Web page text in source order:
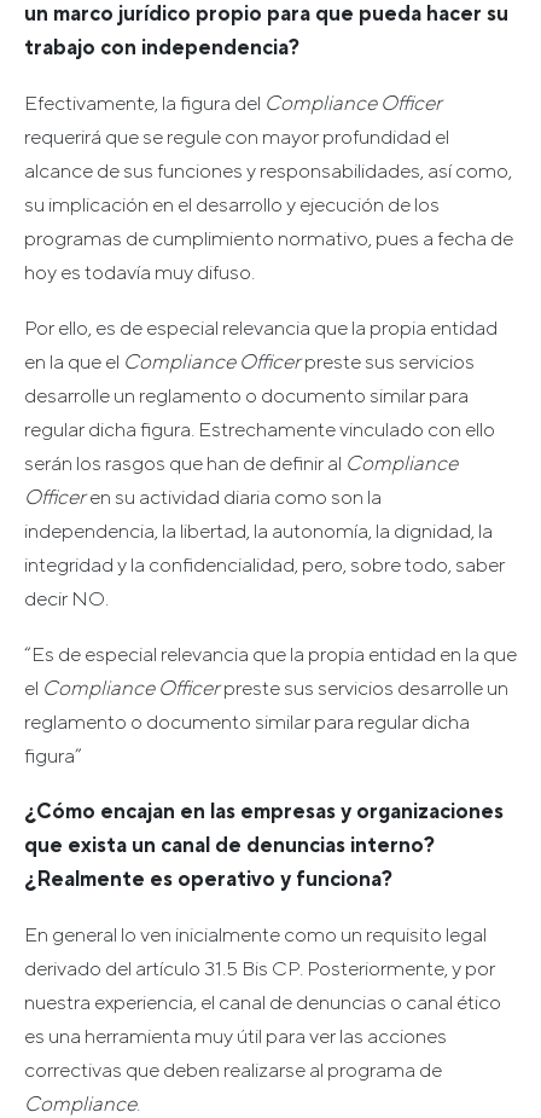
un marco jurídico propio para que pueda hacer su
trabajo con independencia?
Efectivamente, la figura del Compliance Officer
requerirá que se regule con mayor profundidad el
alcance de sus funciones y responsabilidades, así como,
su implicación en el desarrollo y ejecución de los
programas de cumplimiento normativo, pues a fecha de
hoy es todavía muy difuso.
Por ello, es de especial relevancia que la propia entidad
en la que el Compliance Officerpreste sus servicios
desarrolle un reglamento o documento similar para
regular dicha figura. Estrechamente vinculado con ello
serán los rasgos que han de definir al Compliance
Officeren su actividad diaria como son la
independencia, la libertad, la autonomía, la dignidad, la
integridad y la confidencialidad, pero, sobre todo, saber
decir NO.
“Es de especial relevancia que la propia entidad en la que
el Compliance Officerpreste sus servicios desarrolle un
reglamento o documento similar para regular dicha
figura”
¿Cómo encajan en las empresas y organizaciones
que exista un canal de denuncias interno?
¿Realmente es operativo y funciona?
En general lo ven inicialmente como un requisito legal
derivado del artículo 31.5 Bis CP. Posteriormente, y por
nuestra experiencia, el canal de denuncias o canal ético
es una herramienta muy útil para ver las acciones
correctivas que deben realizarse al programa de
Compliance.